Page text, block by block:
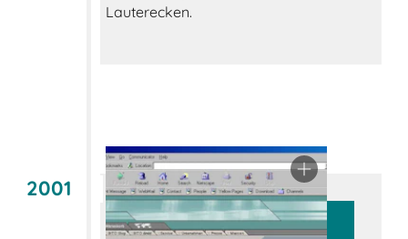
Lauterecken.
2001